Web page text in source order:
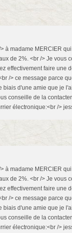
à madame MERCIER
de 2%. <br /> Je vous
effectivement faire une
/> ce message parce
biais d'une amie que je
conseille de la
électronique:<br />
à madame MERCIER
de 2%. <br /> Je vous
effectivement faire une
/> ce message parce
biais d'une amie que je
conseille de la
électronique:<br />